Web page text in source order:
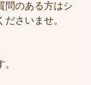
問のある方はシ
さいませ。